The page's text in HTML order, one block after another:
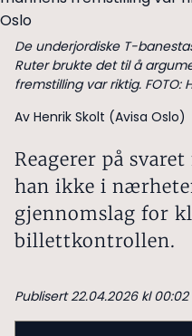
De underjordiske T-
Ruter brukte det til å
fremstilling var riktig. FOTO:
Av Henrik Skolt (Avisa Oslo)
Reagerer på
han ikke i
gjennomslag for
billettkontrollen.
Publisert 22.04.2026 kl 00:02